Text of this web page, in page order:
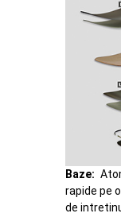
Baze:
rapide pe
de